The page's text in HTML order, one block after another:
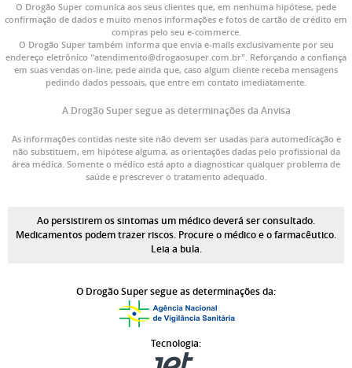
O Drogão Super comunica aos seus clientes que, em nenhuma hipótese, pede
confirmação de dados e muito menos informações e fotos de cartão de crédito em
compras pelo seu e-commerce.
O Drogão Super também informa que envia e-mails exclusivamente por seu
endereço eletrônico "atendimento@drogaosuper.com.br". Reforçando a confiança
em suas vendas on-line, pede ainda que, caso algum cliente receba mensagens
pedindo dados pessoais, que entre em contato imediatamente.
A Drogão Super segue as determinações da Anvisa
As informações contidas neste site não devem ser usadas para automedicação e
não substituem, em hipótese alguma, as orientações dadas pelo profissional da
área médica. Somente o médico está apto a diagnosticar qualquer problema de
saúde e prescrever o tratamento adequado.
Ao persistirem os sintomas um médico deverá ser consultado.
Medicamentos podem trazer riscos. Procure o médico e o farmacêutico.
Leia a bula.
O Drogão Super segue as determinações da:
Tecnologia: